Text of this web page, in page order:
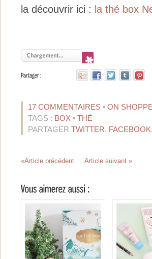
la découvrir ici : la thé box
17 COMMENTAIRES • ON
TAGS : BOX • THÉ
PARTAGER TWITTER, FACEBOOK,
«Article précédent Article suivant »